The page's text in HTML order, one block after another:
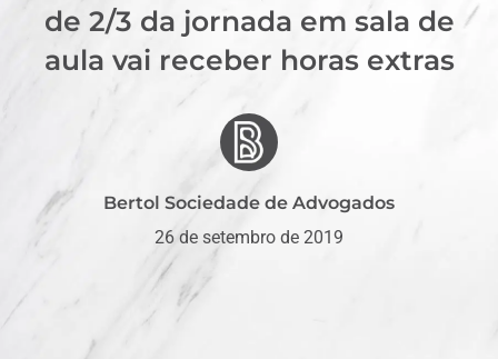
de 2/3 da jornada em sala de
aula vai receber horas extras
Bertol Sociedade de Advogados
26 de setembro de 2019